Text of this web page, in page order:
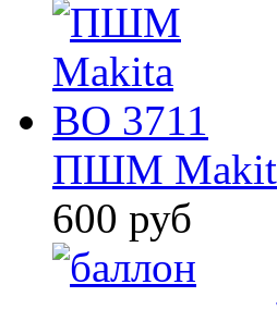
ПШМ
600 руб